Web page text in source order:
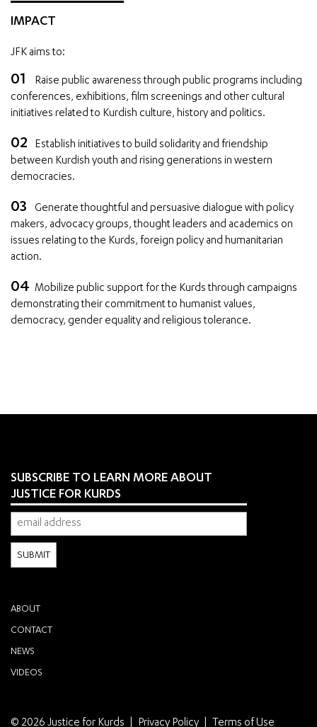
IMPACT
JFK aims to:
Raise public awareness through public programs including
conferences, exhibitions, film screenings and other cultural
initiatives related to Kurdish culture, history and politics.
Establish initiatives to build solidarity and friendship
between Kurdish youth and rising generations in western
democracies.
Generate thoughtful and persuasive dialogue with policy
makers, advocacy groups, thought leaders and academics on
issues relating to the Kurds, foreign policy and humanitarian
action.
Mobilize public support for the Kurds through campaigns
demonstrating their commitment to humanist values,
democracy, gender equality and religious tolerance.
SUBSCRIBE TO LEARN MORE ABOUT
JUSTICE FOR KURDS
ABOUT
CONTACT
NEWS
VIDEOS
© 2026 Justice for Kurds Privacy Policy Terms of Use